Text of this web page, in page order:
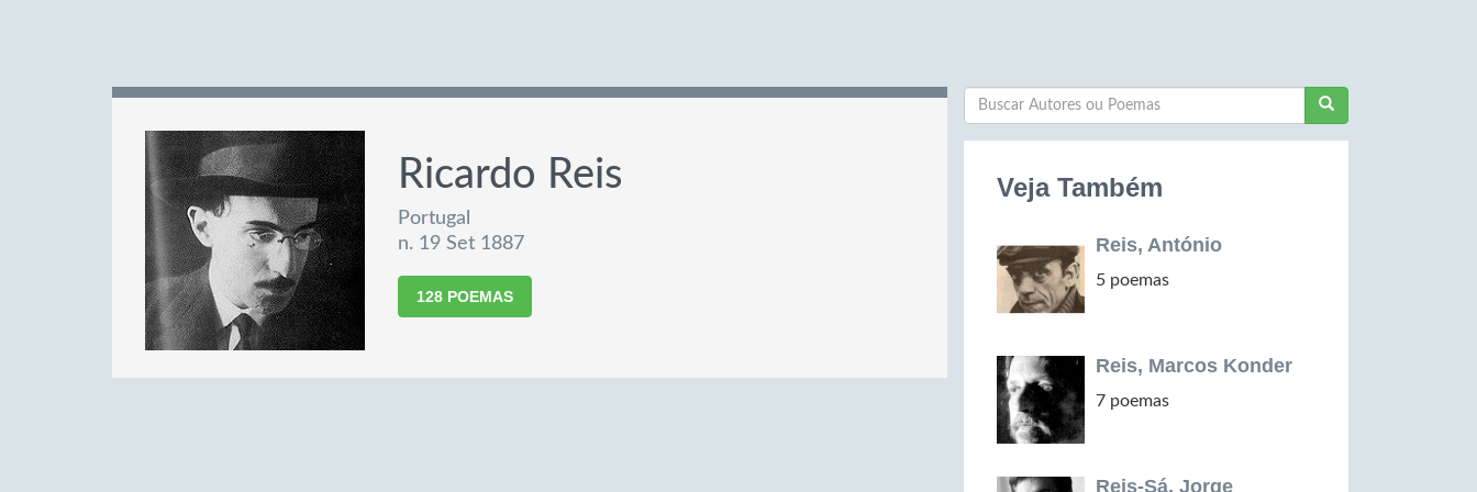
Ricardo Reis
Portugal
n. 19 Set 1887
128 POEMAS
Veja Também
Reis, António
5 poemas
Reis, Marcos Konder
7 poemas
Reis-Sá, Jorge